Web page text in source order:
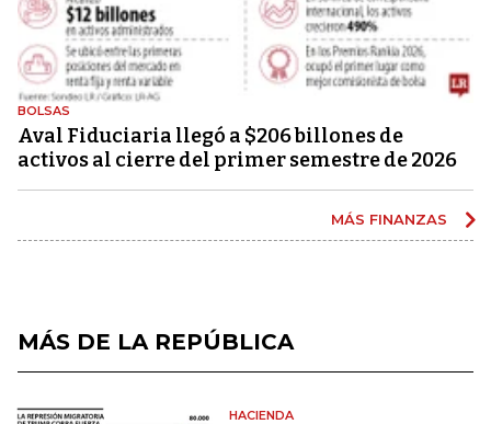
BOLSAS
Aval Fiduciaria llegó a $206 billones de
activos al cierre del primer semestre de 2026
MÁS FINANZAS
MÁS DE LA REPÚBLICA
HACIENDA